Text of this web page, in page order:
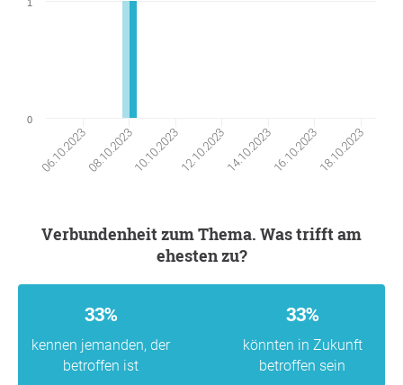
06.10.202308.10.202310.10.202312.10.2023 14.10.202316.10.202318.10.2023
0
1
Verbundenheit zum Thema. Was trifft am
ehesten zu?
33%
kennen jemanden, der
betroffen ist
33%
könnten in Zukunft
betroffen sein